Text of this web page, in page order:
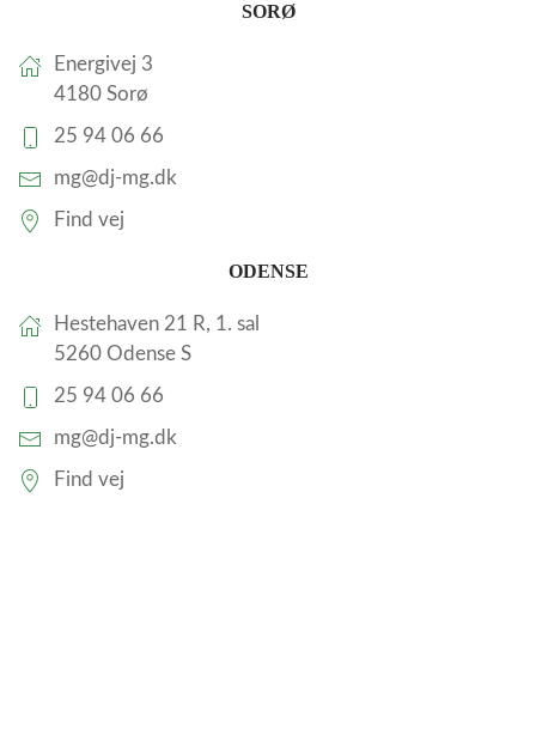
SORØ
Energivej 3
4180 Sorø
25 94 06 66
mg@dj-mg.dk
Find vej
ODENSE
Hestehaven 21 R, 1. sal
5260 Odense S
25 94 06 66
mg@dj-mg.dk
Find vej